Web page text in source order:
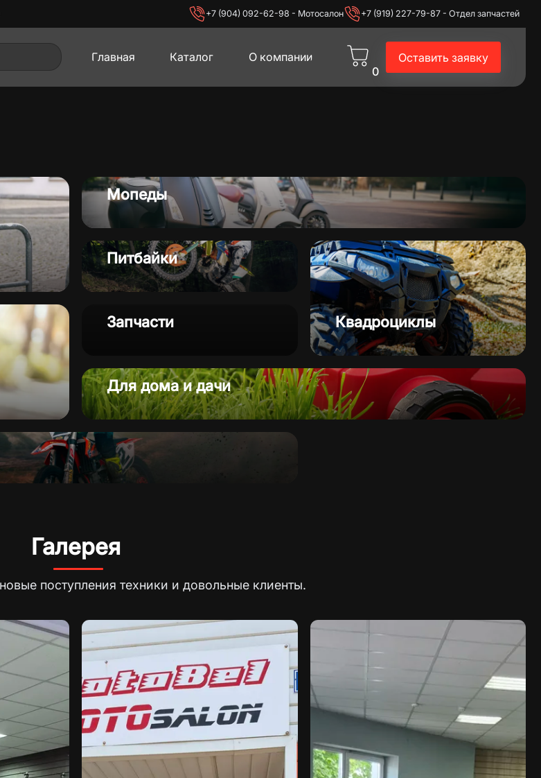
+7 (904) 092-62-98 - Мотосалон +7 (919) 227-79-87 - Отдел запчастей
Главная Каталог
Мопеды Мотоэкипировка Питбайки
Электротранспорт Эндуро Для дома и дачи
Запчасти
О компании
0
Оставить заявку
Мопеды
Питбайки
Квадроциклы
Для дома и дачи
Запчасти
Галерея
поступления техники и довольные клиенты.